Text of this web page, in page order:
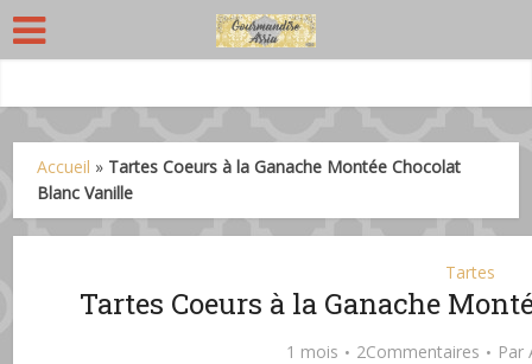
Accueil » Tartes Coeurs à la Ganache Montée Chocolat
Blanc Vanille
Tartes
Tartes Coeurs à la Ganache
1 mois 2Commentaires Par